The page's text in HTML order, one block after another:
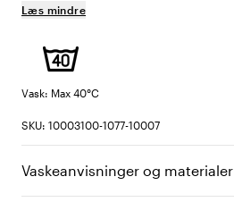
Læs mindre
Vask: Max 40°C
SKU: 10003100-1077-10007
Vaskeanvisninger og materialer